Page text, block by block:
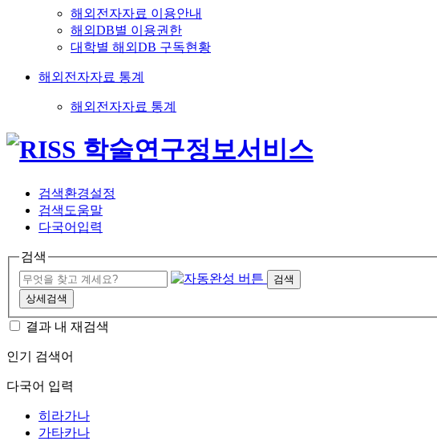
해외전자자료 이용안내
해외DB별 이용권한
대학별 해외DB 구독현황
해외전자자료 통계
해외전자자료 통계
검색환경설정
검색도움말
다국어입력
검색
검색
상세검색
결과 내 재검색
인기 검색어
다국어 입력
히라가나
가타카나